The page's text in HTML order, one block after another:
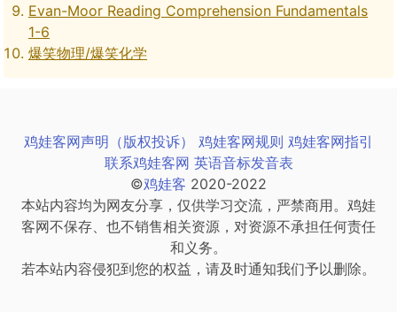
Evan-Moor Reading Comprehension Fundamentals
1-6
爆笑物理/爆笑化学
鸡娃客网声明（版权投诉） 鸡娃客网规则 鸡娃客网指引
联系鸡娃客网 英语音标发音表
©鸡娃客 2020-2022
本站内容均为网友分享，仅供学习交流，严禁商用。鸡娃
客网不保存、也不销售相关资源，对资源不承担任何责任
和义务。
若本站内容侵犯到您的权益，请及时通知我们予以删除。